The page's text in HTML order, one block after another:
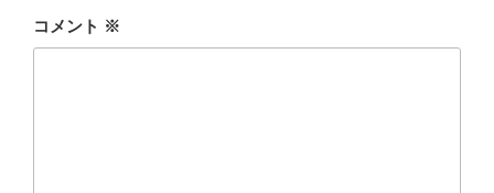
コメント ※